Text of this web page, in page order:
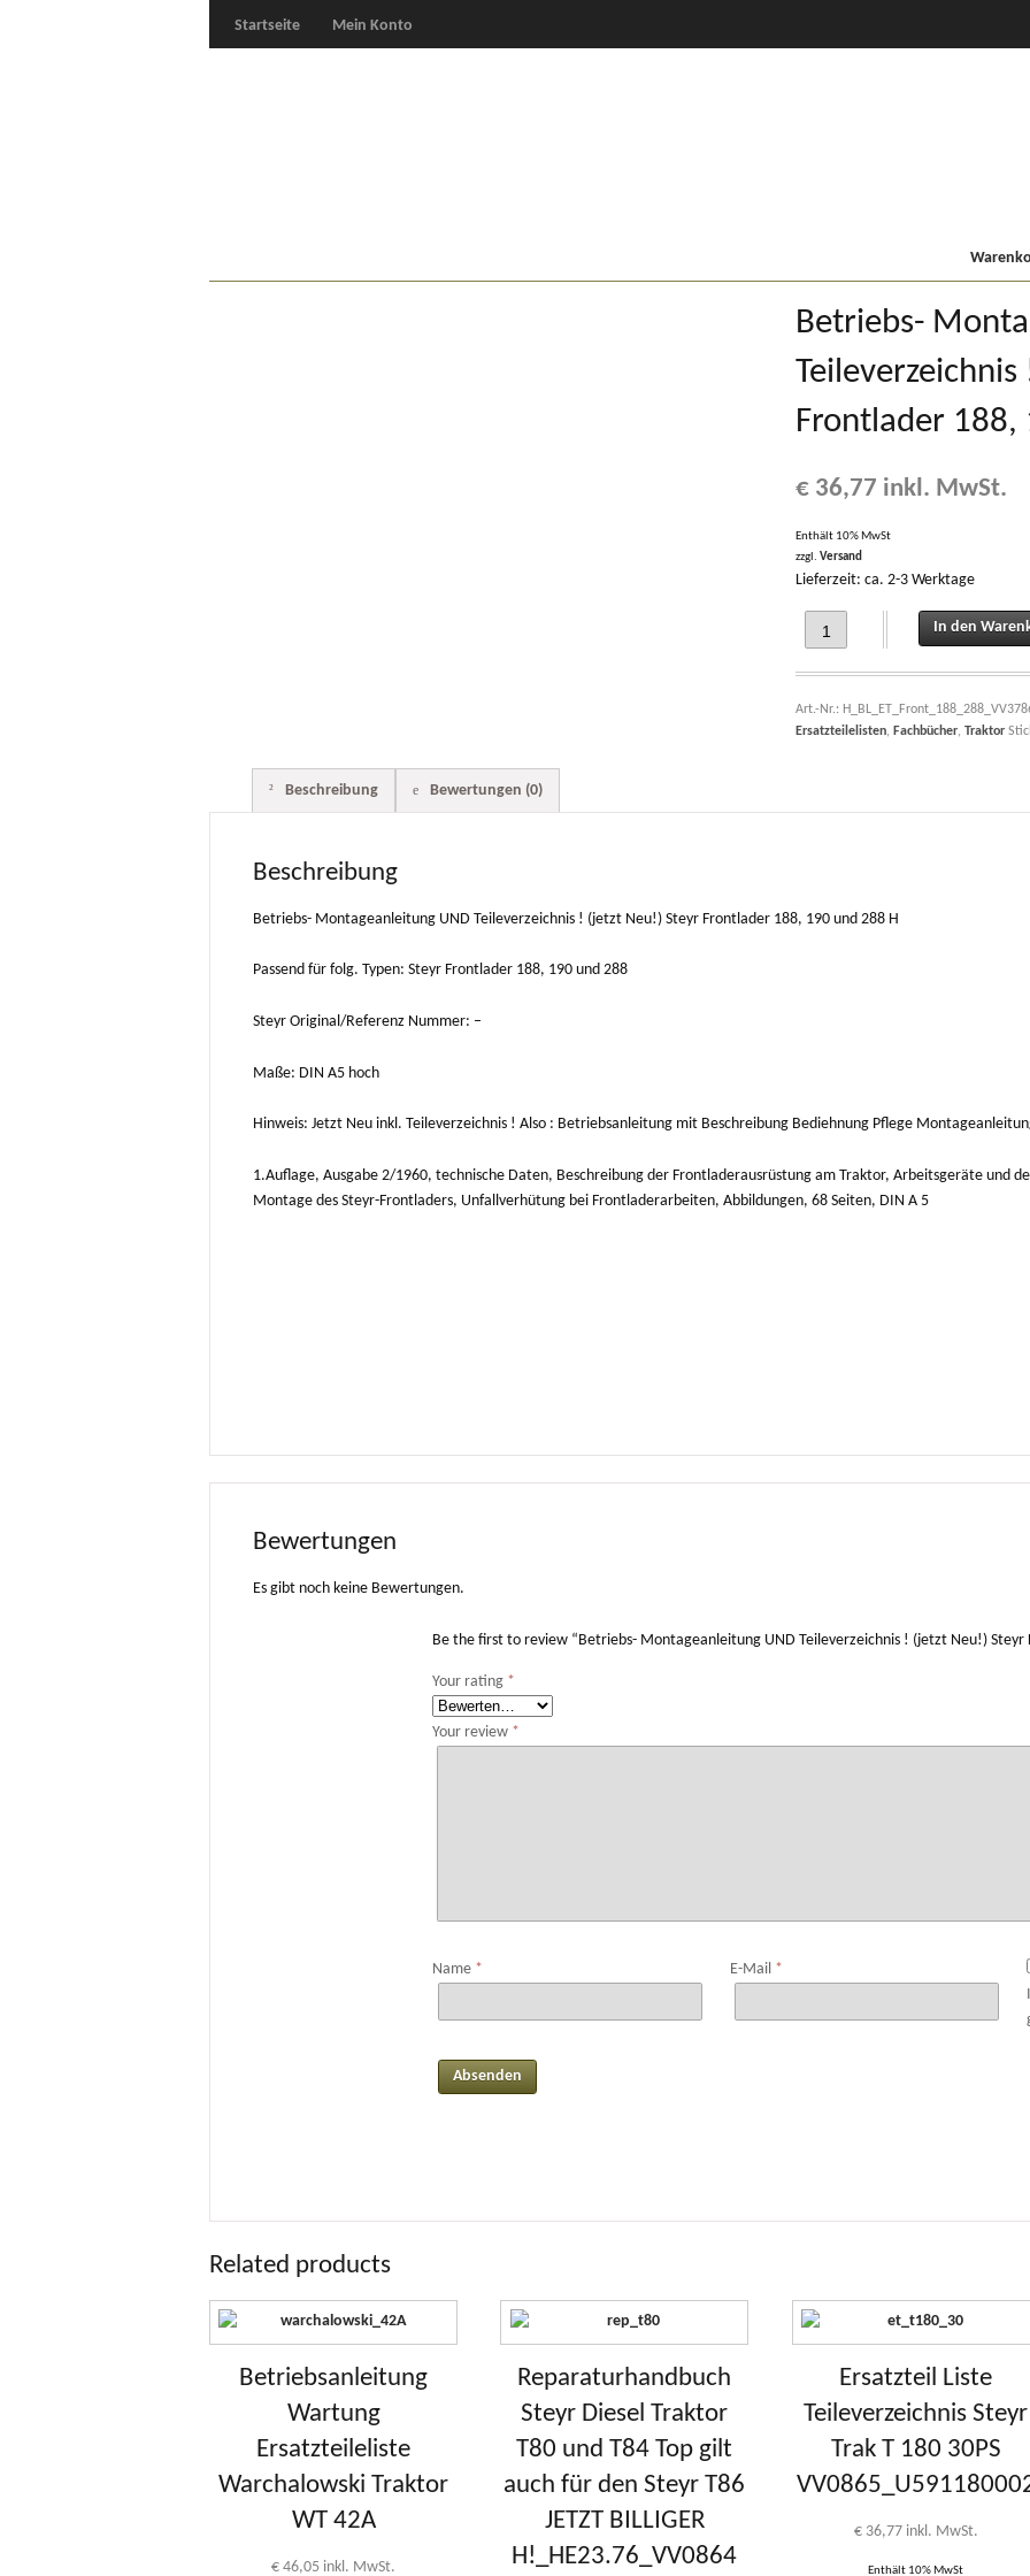
Startseite Mein Konto
Betriebs-
Frontlader 188,
€36,77 inkl. MwSt.
Enthält 10% MwSt
zzgl. Versand
Lieferzeit: ca. 2-3 Werktage
Betriebs- Montageanleitung UND
In den
Art.-Nr.:
Ersatzteilelisten, Fachbücher, Traktor
Beschreibung Bewertungen (0)
Beschreibung
Betriebs- Montageanleitung UND Teileverzeichnis ! (jetzt Neu!) Steyr Frontlader 188, 190 und 288 H
Passend für folg. Typen: Steyr Frontlader 188, 190 und 288
Steyr Original/Referenz Nummer: –
Maße: DIN A5 hoch
Hinweis: Jetzt Neu inkl. Teileverzeichnis ! Also : Betriebsanleitung mit Beschreibung Bediehnung Pflege
1.Auflage, Ausgabe 2/1960, technische Daten, Beschreibung der Frontladerausrüstung am Traktor, Arbeitsgeräte und
Montage des Steyr-Frontladers, Unfallverhütung bei Frontladerarbeiten, Abbildungen, 68 Seiten, DIN A 5
Bewertungen
Es gibt noch keine Bewertungen.
Be the first to review “Betriebs- Montageanleitung UND Teileverzeichnis ! (jetzt Neu!) Steyr
Your rating *
Your review *
Name * E-Mail *
Related products
Betriebsanleitung
Wartung
Ersatzteileliste
Warchalowski Traktor
WT 42A
€ 46,05 inkl. MwSt.
Reparaturhandbuch
Steyr Diesel Traktor
T80 und T84 Top gilt
auch für den Steyr T86
JETZT BILLIGER
H!_HE23.76_VV0864
Ersatzteil Liste
Teileverzeichnis Steyr
Trak T 180 30PS
€36,77 inkl. MwSt.
Enthält 10% MwSt